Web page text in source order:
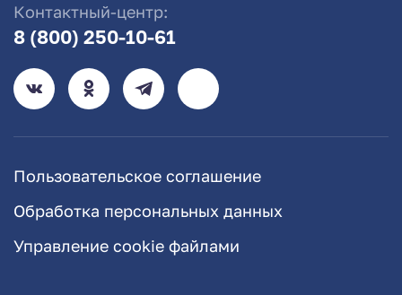
Контактный-центр:
8 (800) 250-10-61
Пользовательское соглашение
Обработка персональных данных
Управление cookie файлами